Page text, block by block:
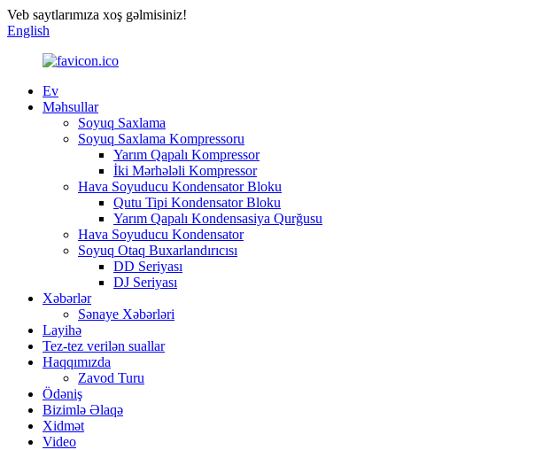
Veb saytlarımıza xoş gəlmisiniz!
English
Ev
Məhsullar
Soyuq Saxlama
Soyuq Saxlama Kompressoru
Yarım Qapalı Kompressor
İki Mərhələli Kompressor
Hava Soyuducu Kondensator Bloku
Qutu Tipi Kondensator Bloku
Yarım Qapalı Kondensasiya Qurğusu
Hava Soyuducu Kondensator
Soyuq Otaq Buxarlandırıcısı
DD Seriyası
DJ Seriyası
Xəbərlər
Sənaye Xəbərləri
Layihə
Tez-tez verilən suallar
Haqqımızda
Zavod Turu
Ödəniş
Bizimlə Əlaqə
Xidmət
Video